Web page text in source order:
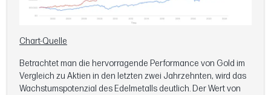
Chart-Quelle
Betrachtet man die hervorragende Performance von Gold im
Vergleich zu Aktien in den letzten zwei Jahrzehnten, wird das
Wachstumspotenzial des Edelmetalls deutlich. Der Wert von